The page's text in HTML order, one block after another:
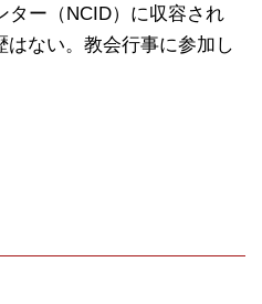
ター（NCID）に収容され
ない。教会行事に参加し